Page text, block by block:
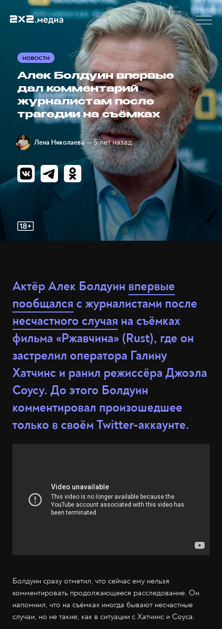
НОВОСТИ
Алек Болдуин впервые
дал комментарий
журналистам после
трагедии на съёмках
Лена Николаева — 5 лет назад
Актёр Алек Болдуин впервые
пообщался с журналистами после
несчастного случая на съёмках
фильма «Ржавчина» (Rust), где он
застрелил оператора Галину
Хатчинс и ранил режиссёра Джоэла
Соусу. До этого Болдуин
комментировал произошедшее
только в своём Twitter-аккаунте.
Болдуин сразу отметил, что сейчас ему нельзя
комментировать продолжающееся расследование. Он
напомнил, что на съёмках иногда бывают несчастные
случаи, но не такие, как в ситуации с Хатчинс и Соуса.